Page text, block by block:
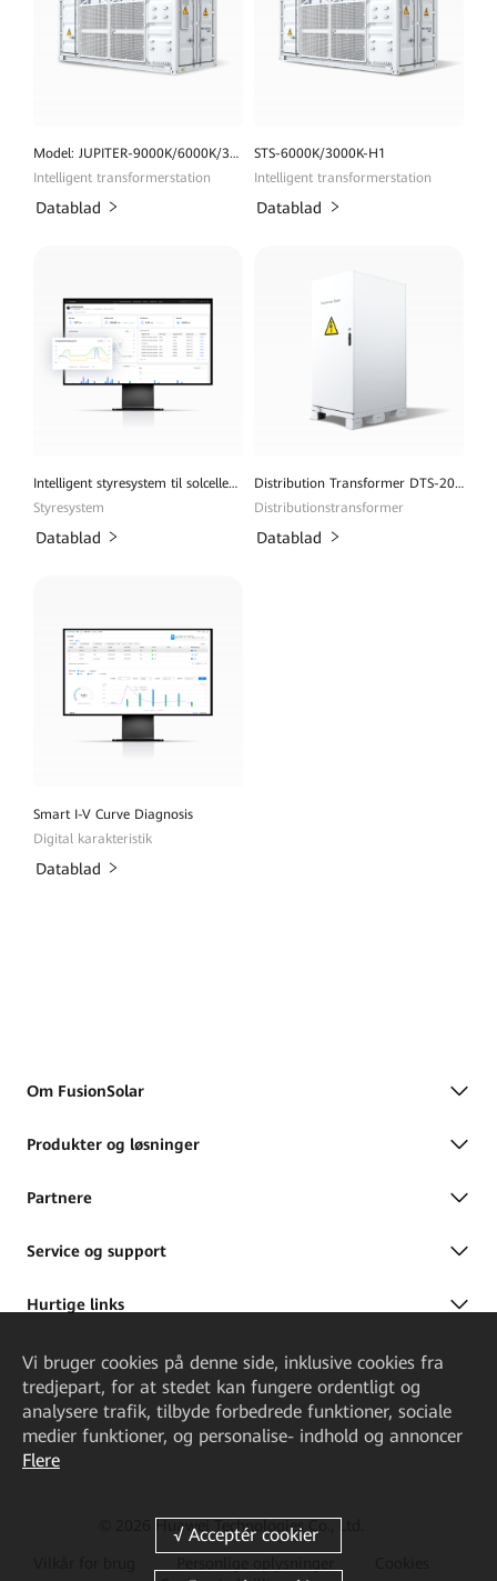
Model: JUPITER-9000K/6000K/3000K-H1
Intelligent transformerstation
Datablad
STS-6000K/3000K-H1
Intelligent transformerstation
Datablad
Intelligent styresystem til solcelleenergianlæg
Styresystem
Datablad
Distribution Transformer DTS-200K-D0
Distributionstransformer
Datablad
Smart I-V Curve Diagnosis
Digital karakteristik
Datablad
Om FusionSolar
Produkter og løsninger
Partnere
Service og support
Hurtige links
© 2026 Huawei Technologies Co., Ltd.
Vi bruger cookies på denne side, inklusive cookies fra
tredjepart, for at stedet kan fungere ordentligt og
analysere trafik, tilbyde forbedrede funktioner, sociale
medier funktioner, og personalise- indhold og annoncer
Flere